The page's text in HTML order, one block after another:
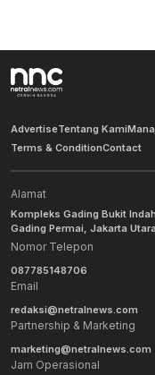
AdvertiseTentang Kami
Terms & ConditionContact
Alamat
Kompleks Gading Bukit
Gading Permai, Jakarta
Nomor Telepon
087785148706
Email
redaksi@netralnews.com
Partnership & Marketing
marketing@netralnews.com
Jam Operasional